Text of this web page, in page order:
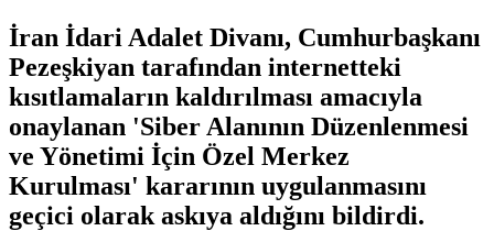
İran İdari Adalet Divanı, Cumhurbaşkanı
Pezeşkiyan tarafından internetteki
kısıtlamaların kaldırılması amacıyla
onaylanan 'Siber Alanının Düzenlenmesi
ve Yönetimi İçin Özel Merkez
Kurulması' kararının uygulanmasını
geçici olarak askıya aldığını bildirdi.